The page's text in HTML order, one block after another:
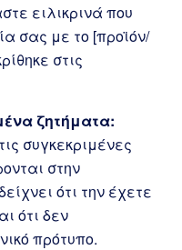
ειλικρινά που
σας με το [προϊόν/
στις
ζητήματα:
συγκεκριμένες
στην
ότι την έχετε
ότι δεν
πρότυπο.